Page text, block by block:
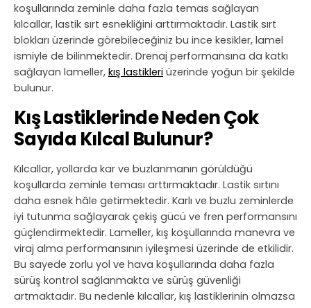
koşullarında zeminle daha fazla temas sağlayan
kılcallar, lastik sırt esnekliğini arttırmaktadır. Lastik sırt
blokları üzerinde görebileceğiniz bu ince kesikler, lamel
ismiyle de bilinmektedir. Drenaj performansına da katkı
sağlayan lameller, kış lastikleri üzerinde yoğun bir şekilde
bulunur.
Kış Lastiklerinde Neden Çok
Sayıda Kılcal Bulunur?
Kılcallar, yollarda kar ve buzlanmanın görüldüğü
koşullarda zeminle teması arttırmaktadır. Lastik sırtını
daha esnek hâle getirmektedir. Karlı ve buzlu zeminlerde
iyi tutunma sağlayarak çekiş gücü ve fren performansını
güçlendirmektedir. Lameller, kış koşullarında manevra ve
viraj alma performansının iyileşmesi üzerinde de etkilidir.
Bu sayede zorlu yol ve hava koşullarında daha fazla
sürüş kontrol sağlanmakta ve sürüş güvenliği
artmaktadır. Bu nedenle kılcallar, kış lastiklerinin olmazsa